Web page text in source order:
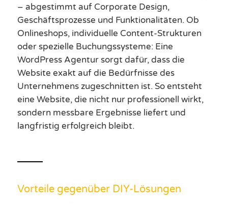
– abgestimmt auf Corporate Design,
Geschäftsprozesse und Funktionalitäten. Ob
Onlineshops, individuelle Content-Strukturen
oder spezielle Buchungssysteme: Eine
WordPress Agentur sorgt dafür, dass die
Website exakt auf die Bedürfnisse des
Unternehmens zugeschnitten ist. So entsteht
eine Website, die nicht nur professionell wirkt,
sondern messbare Ergebnisse liefert und
langfristig erfolgreich bleibt.
Vorteile gegenüber DIY-Lösungen